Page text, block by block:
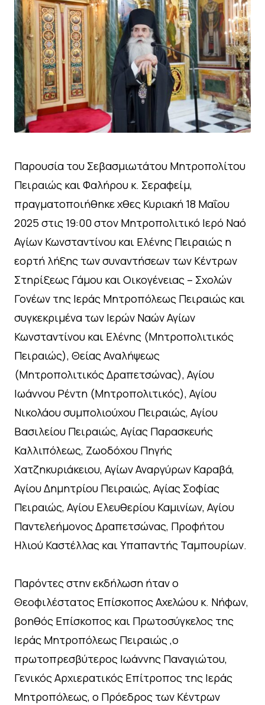
Παρουσία του Σεβασμιωτάτου Μητροπολίτου
Πειραιώς και Φαλήρου κ. Σεραφείμ,
πραγματοποιήθηκε χθες Κυριακή 18 Μαΐου
2025 στις 19:00 στον Μητροπολιτικό Ιερό Ναό
Αγίων Κωνσταντίνου και Ελένης Πειραιώς η
εορτή λήξης των συναντήσεων των Κέντρων
Στηρίξεως Γάμου και Οικογένειας – Σχολών
Γονέων της Ιεράς Μητροπόλεως Πειραιώς και
συγκεκριμένα των Ιερών Ναών Αγίων
Κωνσταντίνου και Ελένης (Μητροπολιτικός
Πειραιώς), Θείας Αναλήψεως
(Μητροπολιτικός Δραπετσώνας), Αγίου
Ιωάννου Ρέντη (Μητροπολιτικός), Αγίου
Νικολάου συμπολιούχου Πειραιώς, Αγίου
Βασιλείου Πειραιώς, Αγίας Παρασκευής
Καλλιπόλεως, Ζωοδόχου Πηγής
Χατζηκυριάκειου, Αγίων Αναργύρων Καραβά,
Αγίου Δημητρίου Πειραιώς, Αγίας Σοφίας
Πειραιώς, Αγίου Ελευθερίου Καμινίων, Αγίου
Παντελεήμονος Δραπετσώνας, Προφήτου
Ηλιού Καστέλλας και Υπαπαντής Ταμπουρίων.
Παρόντες στην εκδήλωση ήταν ο
Θεοφιλέστατος Επίσκοπος Αχελώου κ. Νήφων,
βοηθός Επίσκοπος και Πρωτοσύγκελος της
Ιεράς Μητροπόλεως Πειραιώς ,ο
πρωτοπρεσβύτερος Ιωάννης Παναγιώτου,
Γενικός Αρχιερατικός Επίτροπος της Ιεράς
Μητροπόλεως, ο Πρόεδρος των Κέντρων